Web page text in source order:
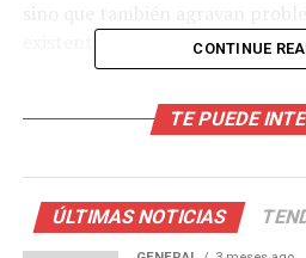
existentes, como la pobreza y la
Impacto
sino que también tiene
económicas y sociales. Según
desastres naturales
CONTINUE
TE PUEDE
ÚLTIMAS NOTICIAS